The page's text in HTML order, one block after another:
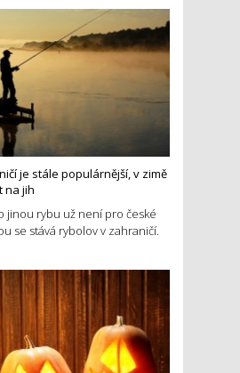
je stále populárnější, v zimě
na jih
jinou rybu už není pro české
se stává rybolov v zahraničí.